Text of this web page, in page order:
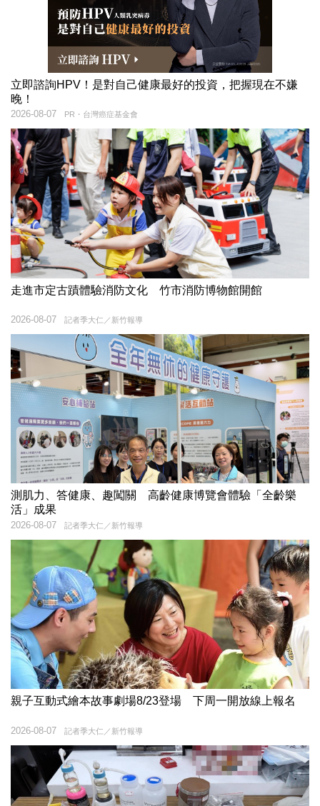
立即諮詢HPV！是對自己健康最好的投資，把握現在不嫌
晚！
PR・台灣癌症基金會
2026-08-07
走進市定古蹟體驗消防文化 竹市消防博物館開館
記者季大仁／新竹報導
2026-08-07
測肌力、答健康、趣闖關 高齡健康博覽會體驗「全齡樂
活」成果
記者季大仁／新竹報導
2026-08-07
親子互動式繪本故事劇場8/23登場 下周一開放線上報名
記者季大仁／新竹報導
2026-08-07